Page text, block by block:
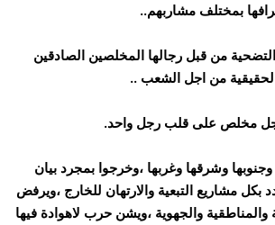
بمختلف مشاربهم..
من قبل رجالها المخلصين الصادقين
من اجل الشعب ..
مخلص على قلب رجل واحد.
وشرقها وغربها ،وخرجوا بمجرد بيان
بكل مشاريع التبعية والارتهان للخارج ،ويرفض
والمناطقية والجهوية ،ويشن حرب لاهوادة فيها